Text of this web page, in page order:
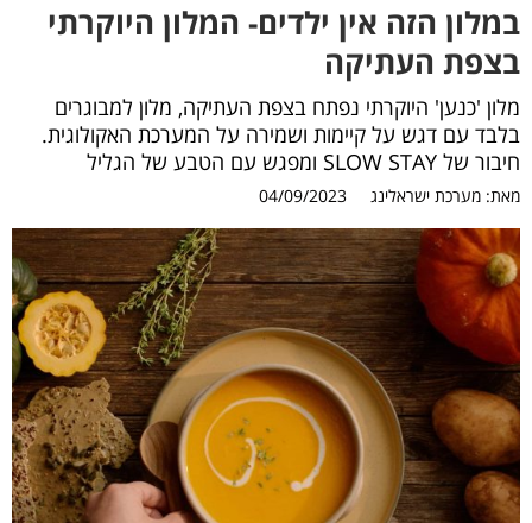
במלון הזה אין ילדים- המלון היוקרתי
בצפת העתיקה
מלון 'כנען' היוקרתי נפתח בצפת העתיקה, מלון למבוגרים
בלבד עם דגש על קיימות ושמירה על המערכת האקולוגית.
חיבור של SLOW STAY ומפגש עם הטבע של הגליל
מאת: מערכת ישראלינג 04/09/2023